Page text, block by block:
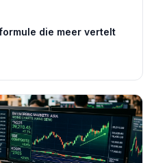
die meer vertelt